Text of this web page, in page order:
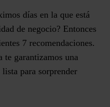
días en la que está
de negocio? Entonces
7 recomendaciones.
te garantizamos una
para sorprender